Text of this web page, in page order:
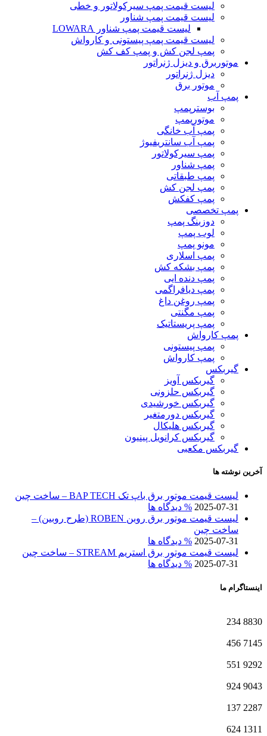
لیست قیمت پمپ سیرکولاتور و خطی
لیست قیمت پمپ شناور
لیست قیمت پمپ شناور LOWARA
لیست قیمت پمپ پیستونی و کارواش
پمپ لجن کش و پمپ کف کش
موتوربرق و دیزل ژنراتور
دیزل ژنراتور
موتور برق
پمپ آب
بوسترپمپ
موتورپمپ
پمپ آب خانگی
پمپ آب سانتریفیوژ
پمپ سیرکولاتور
پمپ شناور
پمپ طبقاتی
پمپ لجن کش
پمپ کفکش
پمپ تخصصی
دوزبنگ پمپ
لوب پمپ
مونو پمپ
پمپ اسلاری
پمپ بشکه کش
پمپ دنده ایی
پمپ دیافراگمی
پمپ روغن داغ
پمپ مگنتی
پمپ پریستاتیک
پمپ کارواش
پمپ پیستونی
پمپ کارواش
گیربکس
گیربکس آویز
گیربکس حلزونی
گیربکس خورشیدی
گیربکس دورمتغیر
گیربکس هلیکال
گیربکس کرانویل پینیون
گیربکس مکعبی
آخرین نوشته ها
لیست قیمت موتور برق باپ تک BAP TECH – ساخت چین
2025-07-31 % دیدگاه ها
لیست قیمت موتور برق روبن ROBEN (طرح روبین) –
ساخت چین
2025-07-31 % دیدگاه ها
لیست قیمت موتور برق استریم STREAM – ساخت چین
2025-07-31 % دیدگاه ها
اینستاگرام ما
8830
234
7145
456
9292
551
9043
924
2287
137
1311
624